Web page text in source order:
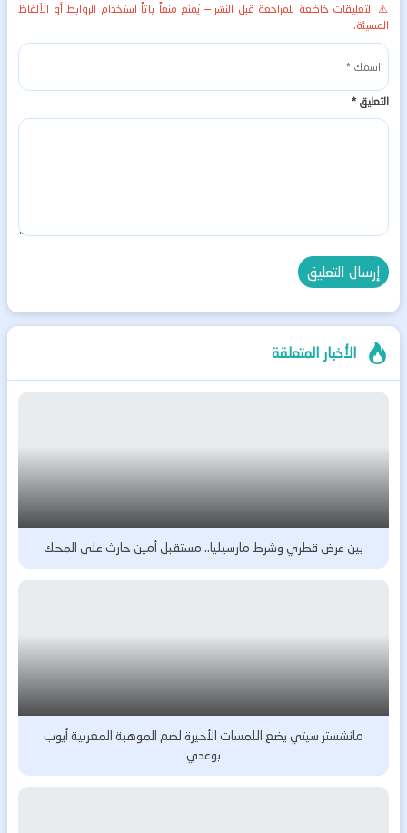
⚠️ التعليقات خاضعة للمراجعة قبل النشر — يُمنع منعاً باتاً استخدام الروابط أو الألفاظ
المسيئة.
التعليق*
الأخبار المتعلقة
بين عرض قطري وشرط مارسيليا.. مستقبل أمين حارث على المحك
مانشستر سيتي يضع اللمسات الأخيرة لضم الموهبة المغربية أيوب
بوعدي